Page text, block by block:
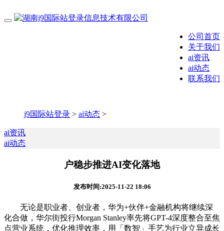
公司首页
关于我们
ai资讯
ai动态
联系我们
j9国际站登录 > ai动态 >
ai资讯
ai动态
户稳步推进AI变化落地
发布时间:2025-11-22 18:06
无论是职业者、创业者，华为+伙伴+金融机构将继续深
化合做，华尔街投行Morgan Stanley率先将GPT-4深度整合至焦
点营业系统，优化推理效率，用「数智」手艺为行业立异成长